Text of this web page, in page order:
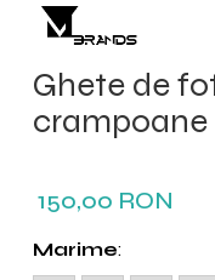
Ghete de
crampoane
150,00 RON
Marime: